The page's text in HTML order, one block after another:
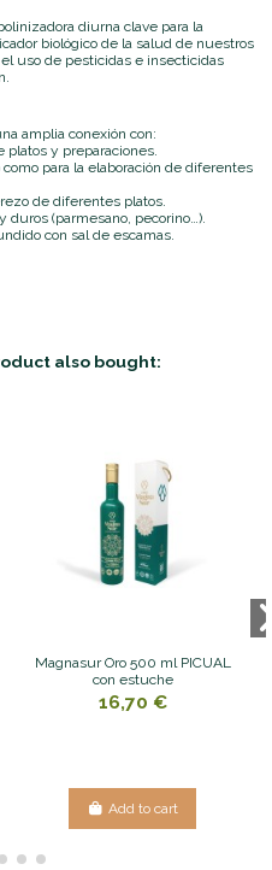
diurna clave para la
biológico de la salud de nuestros
uso de pesticidas e insecticidas
amplia conexión con:
platos y preparaciones.
para la elaboración de diferentes
de diferentes platos.
duros (parmesano, pecorino…).
con sal de escamas.
also bought:
Magnasur Oro 500 ml PICUAL
con estuche
16,70 €
Add to cart